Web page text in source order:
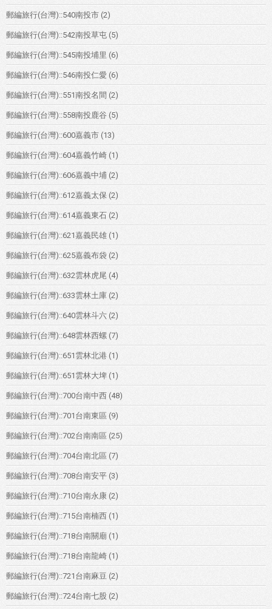
郵編旅行(台灣)::540南投市 (2)
郵編旅行(台灣)::542南投草屯 (5)
郵編旅行(台灣)::545南投埔里 (6)
郵編旅行(台灣)::546南投仁愛 (6)
郵編旅行(台灣)::551南投名間 (2)
郵編旅行(台灣)::558南投鹿谷 (5)
郵編旅行(台灣)::600嘉義市 (13)
郵編旅行(台灣)::604嘉義竹崎 (1)
郵編旅行(台灣)::606嘉義中埔 (2)
郵編旅行(台灣)::612嘉義太保 (2)
郵編旅行(台灣)::614嘉義東石 (2)
郵編旅行(台灣)::621嘉義民雄 (1)
郵編旅行(台灣)::625嘉義布袋 (2)
郵編旅行(台灣)::632雲林虎尾 (4)
郵編旅行(台灣)::633雲林土庫 (2)
郵編旅行(台灣)::640雲林斗六 (2)
郵編旅行(台灣)::648雲林西螺 (7)
郵編旅行(台灣)::651雲林北港 (1)
郵編旅行(台灣)::651雲林大埤 (1)
郵編旅行(台灣)::700台南中西 (48)
郵編旅行(台灣)::701台南東區 (9)
郵編旅行(台灣)::702台南南區 (25)
郵編旅行(台灣)::704台南北區 (7)
郵編旅行(台灣)::708台南安平 (3)
郵編旅行(台灣)::710台南永康 (2)
郵編旅行(台灣)::715台南楠西 (1)
郵編旅行(台灣)::718台南關廟 (1)
郵編旅行(台灣)::718台南龍崎 (1)
郵編旅行(台灣)::721台南麻豆 (2)
郵編旅行(台灣)::724台南七股 (2)